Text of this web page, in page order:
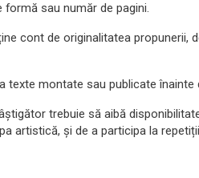
sau număr de pagini.
cont de originalitatea propunerii,
texte montate sau publicate înainte
trebuie să aibă
artistică, și de a participa la